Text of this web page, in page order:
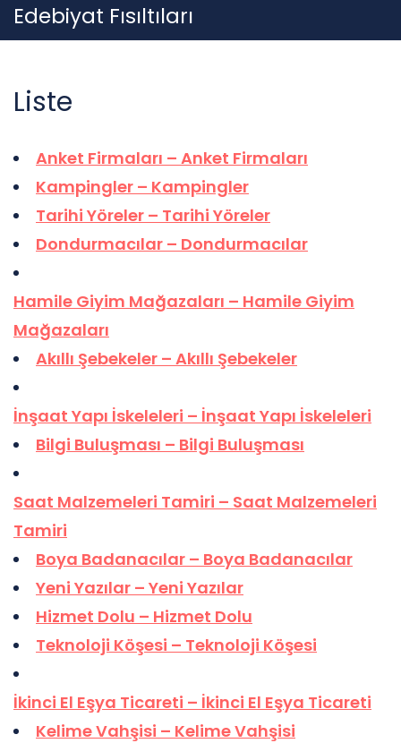
Skip
to
Edebiyat Fısıltıları
Liste
Anket Firmaları – Anket Firmaları
Kampingler – Kampingler
Tarihi Yöreler – Tarihi Yöreler
Dondurmacılar – Dondurmacılar
Hamile Giyim Mağazaları – Hamile Giyim
Mağazaları
Akıllı Şebekeler – Akıllı Şebekeler
İnşaat Yapı İskeleleri – İnşaat Yapı İskeleleri
Bilgi Buluşması – Bilgi Buluşması
Saat Malzemeleri Tamiri – Saat Malzemeleri
Tamiri
Boya Badanacılar – Boya Badanacılar
Yeni Yazılar – Yeni Yazılar
Hizmet Dolu – Hizmet Dolu
Teknoloji Köşesi – Teknoloji Köşesi
İkinci El Eşya Ticareti – İkinci El Eşya Ticareti
Kelime Vahşisi – Kelime Vahşisi